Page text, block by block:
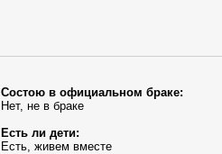
Состою в официальном браке:
Нет, не в браке
Есть ли дети:
Есть, живем вместе